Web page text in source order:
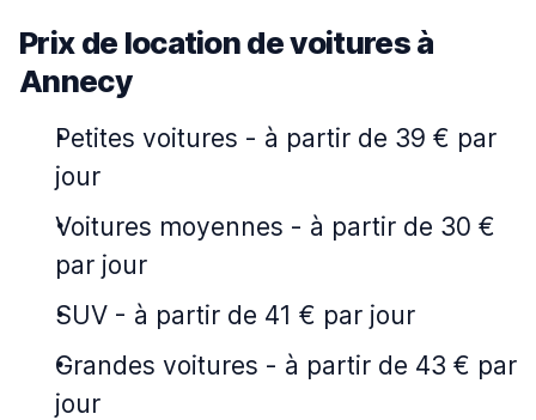
Prix de location de voitures à
Annecy
Petites voitures - à partir de 39 € par
jour
Voitures moyennes - à partir de 30 €
par jour
SUV - à partir de 41 € par jour
Grandes voitures - à partir de 43 € par
jour